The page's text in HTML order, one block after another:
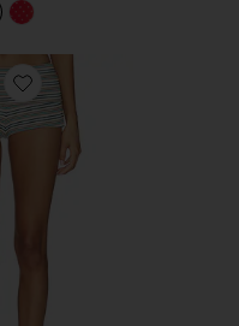
Favorite JUSTINA ショートパンツ